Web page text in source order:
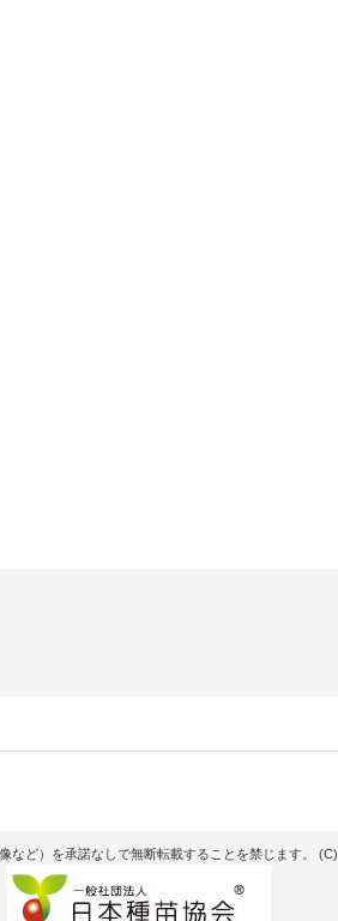
など）を承諾なしで無断転載することを禁じます。